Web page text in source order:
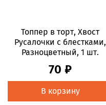
Топпер в торт, Хвост
Русалочки с блестками,
Разноцветный, 1 шт.
70 ₽
В корзину